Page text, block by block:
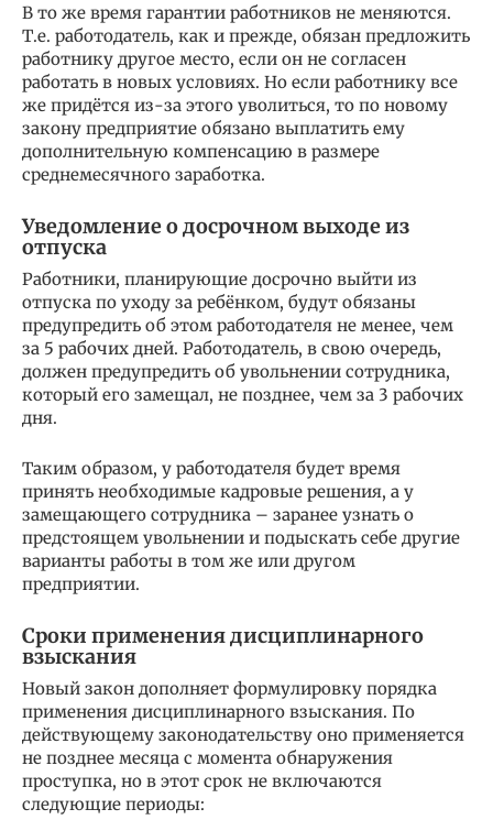
В то же время гарантии работников не меняются.
Т.е. работодатель, как и прежде, обязан предложить
работнику другое место, если он не согласен
работать в новых условиях. Но если работнику все
же придётся из-за этого уволиться, то по новому
закону предприятие обязано выплатить ему
дополнительную компенсацию в размере
среднемесячного заработка.
Уведомление о досрочном выходе из
отпуска
Работники, планирующие досрочно выйти из
отпуска по уходу за ребёнком, будут обязаны
предупредить об этом работодателя не менее, чем
за 5 рабочих дней. Работодатель, в свою очередь,
должен предупредить об увольнении сотрудника,
который его замещал, не позднее, чем за 3 рабочих
дня.
Таким образом, у работодателя будет время
принять необходимые кадровые решения, а у
замещающего сотрудника – заранее узнать о
предстоящем увольнении и подыскать себе другие
варианты работы в том же или другом
предприятии.
Сроки применения дисциплинарного
взыскания
Новый закон дополняет формулировку порядка
применения дисциплинарного взыскания. По
действующему законодательству оно применяется
не позднее месяца с момента обнаружения
проступка, но в этот срок не включаются
следующие периоды: